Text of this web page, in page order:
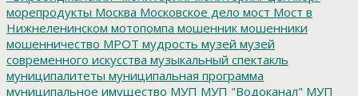
морепродукты Москва Московское дело мост Мост в
Нижнеленинском мотопомпа мошенник мошенники
мошенничество МРОТ мудрость музей музей
современного искусства музыкальный спектакль
муниципалитеты муниципальная программа
муниципальное имущество МУП МУП "Водоканал" МУП